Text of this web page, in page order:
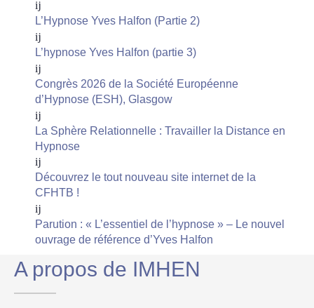
L’Hypnose Yves Halfon (Partie 2)
L’hypnose Yves Halfon (partie 3)
Congrès 2026 de la Société Européenne
d’Hypnose (ESH), Glasgow
La Sphère Relationnelle : Travailler la Distance en
Hypnose
Découvrez le tout nouveau site internet de la
CFHTB !
Parution : « L’essentiel de l’hypnose » – Le nouvel
ouvrage de référence d’Yves Halfon
A propos de IMHEN